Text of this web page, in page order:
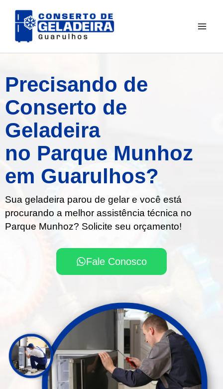
para
Precisando de
Conserto de
Geladeira
no Parque Munhoz
em Guarulhos?
Sua geladeira parou de gelar e você está
procurando a melhor assistência técnica no
Parque Munhoz? Solicite seu orçamento!
Fale Conosco